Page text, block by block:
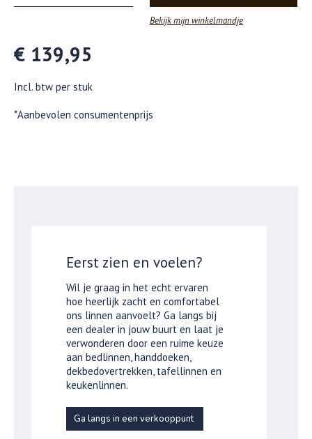
Bekijk mijn winkelmandje
€ 139,95
Incl. btw per stuk
*Aanbevolen consumentenprijs
Eerst zien en voelen?
Wil je graag in het echt ervaren
hoe heerlijk zacht en comfortabel
ons linnen aanvoelt? Ga langs bij
een dealer in jouw buurt en laat je
verwonderen door een ruime keuze
aan bedlinnen, handdoeken,
dekbedovertrekken, tafellinnen en
keukenlinnen.
Ga langs in een verkooppunt